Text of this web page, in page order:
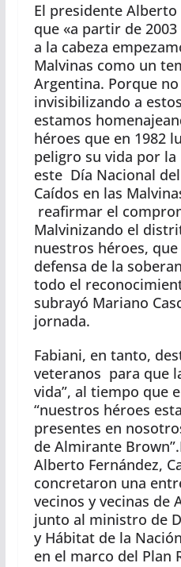
El presidente
que «a partir de
a la cabeza
Malvinas como un
Argentina. Porque
invisibilizando a
estamos
héroes que en 1982
peligro su vida por la
este Día Nacional
Caídos en las
reafirmar el
Malvinizando el
nuestros héroes,
defensa de la
todo el
subrayó Mariano
jornada.
Fabiani, en tanto,
veteranos para que
vida”, al tiempo que
“nuestros héroes
presentes en
de Almirante
Alberto Fernández,
concretaron una
vecinos y vecinas de
junto al ministro de
y Hábitat de la
en el marco del Plan